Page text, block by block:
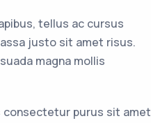
tellus ac cursus
justo sit amet risus.
magna mollis
consectetur purus sit amet